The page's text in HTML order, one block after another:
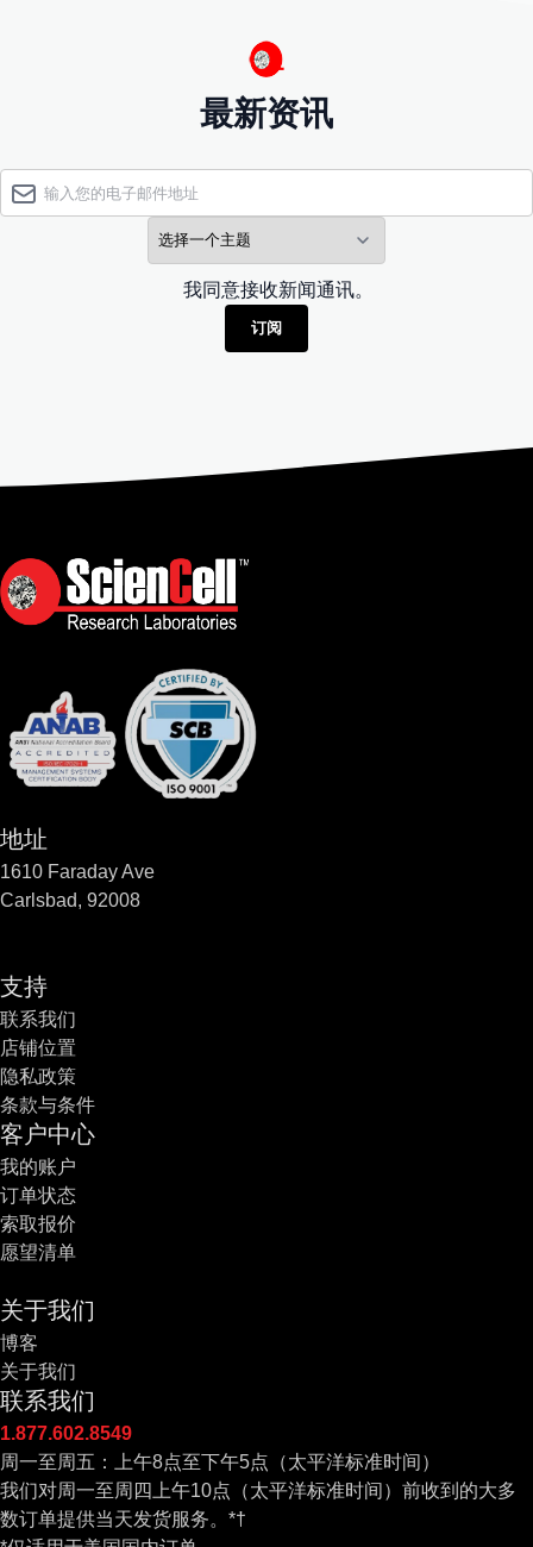
最新资讯
我同意接收新闻通讯。
订阅
地址
1610 Faraday Ave
Carlsbad, 92008
支持
联系我们
店铺位置
隐私政策
条款与条件
客户中心
我的账户
订单状态
索取报价
愿望清单
关于我们
博客
关于我们
联系我们
1.877.602.8549
周一至周五：上午8点至下午5点（太平洋标准时间）
我们对周一至周四上午10点（太平洋标准时间）前收到的大多
数订单提供当天发货服务。*†